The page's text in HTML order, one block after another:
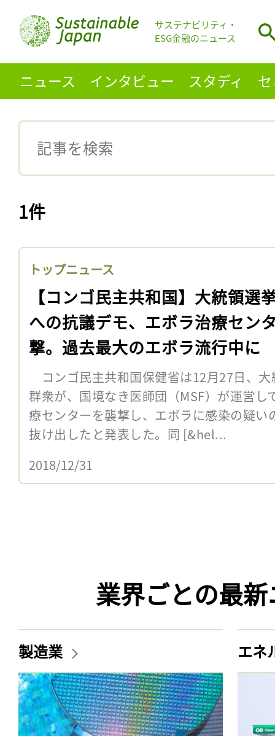
サステナビリティ・
ESG金融のニュース
ニュース インタビュー スタディ
1件
トップニュース
【コンゴ民主共和国】大統領選
への抗議デモ、エボラ治療セン
撃。過去最大のエボラ流行中に
コンゴ民主共和国保健省は12月27日、
群衆が、国境なき医師団（MSF）が運営
療センターを襲撃し、エボラに感染の疑
抜け出したと発表した。同 [&hel...
2018/12/31
業界ごとの最
製造業 エネ